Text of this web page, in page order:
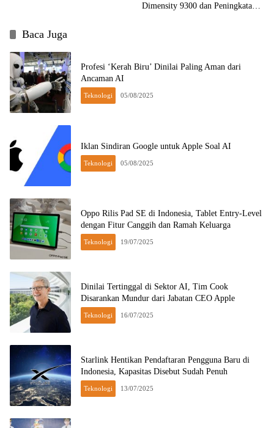
Dimensity 9300 dan Peningkatan
Baca Juga
Profesi ‘Kerah Biru’ Dinilai Paling Aman dari
Ancaman AI
Teknologi 05/08/2025
Iklan Sindiran Google untuk Apple Soal AI
Teknologi 05/08/2025
Oppo Rilis Pad SE di Indonesia, Tablet Entry-Level
dengan Fitur Canggih dan Ramah Keluarga
Teknologi 19/07/2025
Dinilai Tertinggal di Sektor AI, Tim Cook
Disarankan Mundur dari Jabatan CEO Apple
Teknologi 16/07/2025
Starlink Hentikan Pendaftaran Pengguna Baru di
Indonesia, Kapasitas Disebut Sudah Penuh
Teknologi 13/07/2025